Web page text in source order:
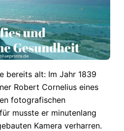
bereits alt: Im Jahr 1839
Robert Cornelius eines
fotografischen
musste er minutenlang
Kamera verharren.